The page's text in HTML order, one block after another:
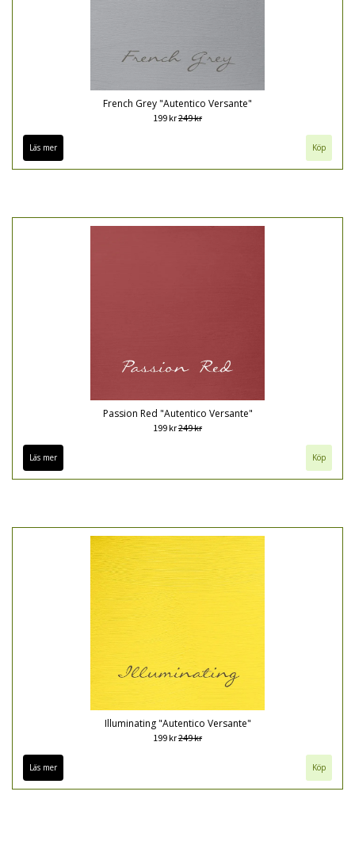
French Grey "Autentico Versante"
199 kr249 kr
Läs mer Köp
Passion Red "Autentico Versante"
199 kr249 kr
Läs mer Köp
Illuminating "Autentico Versante"
199 kr249 kr
Läs mer Köp